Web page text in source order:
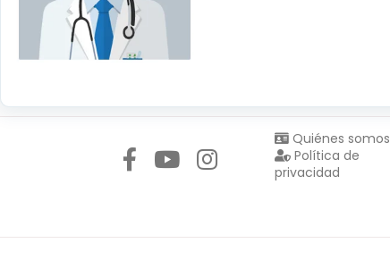
Quiénes somos
Política de
privacidad